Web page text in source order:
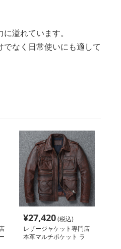
溢れています。
なく日常使いにも適して
¥27,420(税込)
レザージャケット専門店
本革マルチポケット ラ